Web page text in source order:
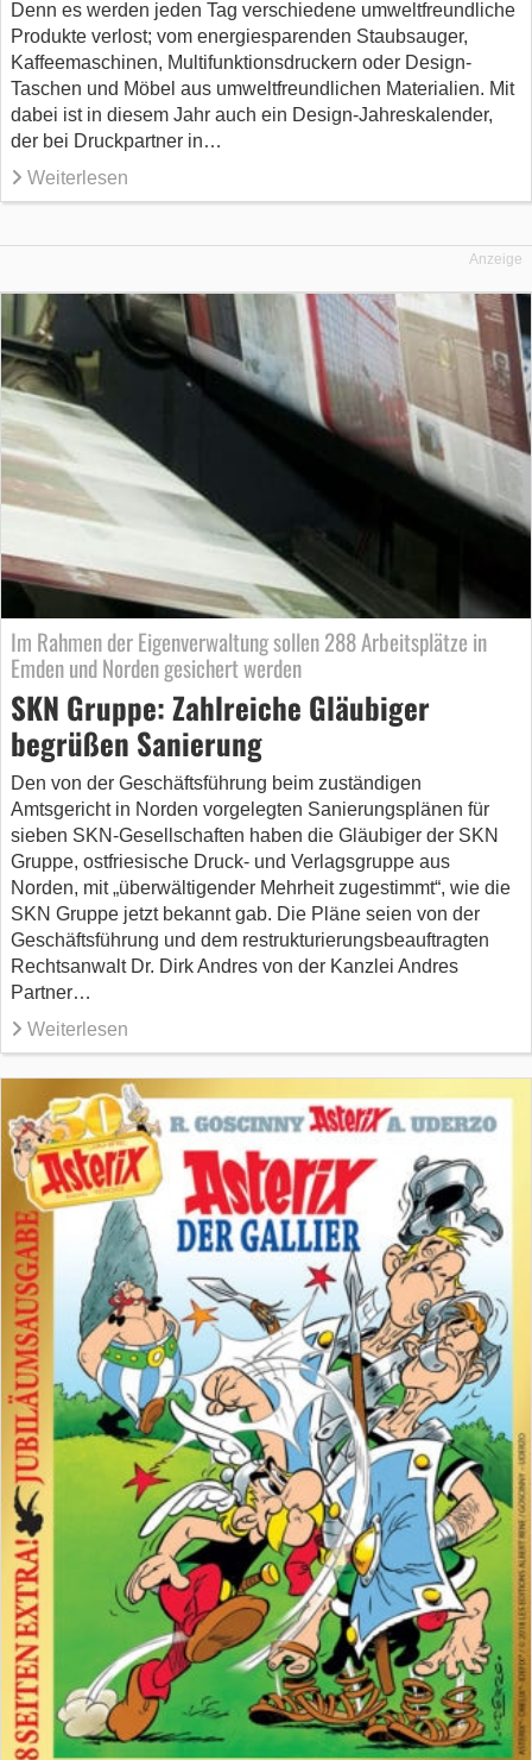
Denn es werden jeden Tag verschiedene umweltfreundliche
Produkte verlost; vom energiesparenden Staubsauger,
Kaffeemaschinen, Multifunktionsdruckern oder Design-
Taschen und Möbel aus umweltfreundlichen Materialien. Mit
dabei ist in diesem Jahr auch ein Design-Jahreskalender,
der bei Druckpartner in…
Weiterlesen
Anzeige
Im Rahmen der Eigenverwaltung sollen 288 Arbeitsplätze in
Emden und Norden gesichert werden
SKN Gruppe: Zahlreiche Gläubiger
begrüßen Sanierung
Den von der Geschäftsführung beim zuständigen
Amtsgericht in Norden vorgelegten Sanierungsplänen für
sieben SKN-Gesellschaften haben die Gläubiger der SKN
Gruppe, ostfriesische Druck- und Verlagsgruppe aus
Norden, mit „überwältigender Mehrheit zugestimmt“, wie die
SKN Gruppe jetzt bekannt gab. Die Pläne seien von der
Geschäftsführung und dem restrukturierungsbeauftragten
Rechtsanwalt Dr. Dirk Andres von der Kanzlei Andres
Partner…
Weiterlesen